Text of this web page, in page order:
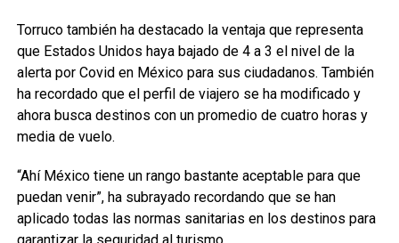
Torruco también ha destacado la ventaja que representa
que Estados Unidos haya bajado de 4 a 3 el nivel de la
alerta por Covid en México para sus ciudadanos. También
ha recordado que el perfil de viajero se ha modificado y
ahora busca destinos con un promedio de cuatro horas y
media de vuelo.
“Ahí México tiene un rango bastante aceptable para que
puedan venir”, ha subrayado recordando que se han
aplicado todas las normas sanitarias en los destinos para